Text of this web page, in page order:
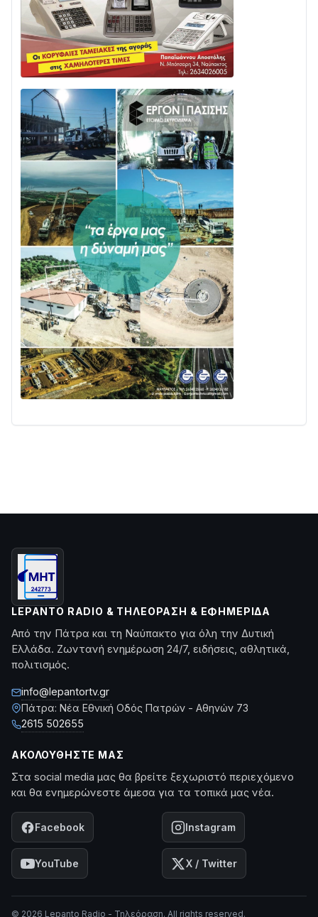
LEPANTO RADIO & ΤΗΛΕΌΡΑΣΗ & ΕΦΗΜΕΡΊΔΑ
Από την Πάτρα και τη Ναύπακτο για όλη την Δυτική
Ελλάδα. Ζωντανή ενημέρωση 24/7, ειδήσεις, αθλητικά,
πολιτισμός.
info@lepantortv.gr
Πάτρα: Νέα Εθνική Οδός Πατρών - Αθηνών 73
2615 502655
ΑΚΟΛΟΥΘΉΣΤΕ ΜΑΣ
Στα social media μας θα βρείτε ξεχωριστό περιεχόμενο
και θα ενημερώνεστε άμεσα για τα τοπικά μας νέα.
Facebook Instagram
YouTube X / Twitter
© 2026 Lepanto Radio - Τηλεόραση. All rights reserved.